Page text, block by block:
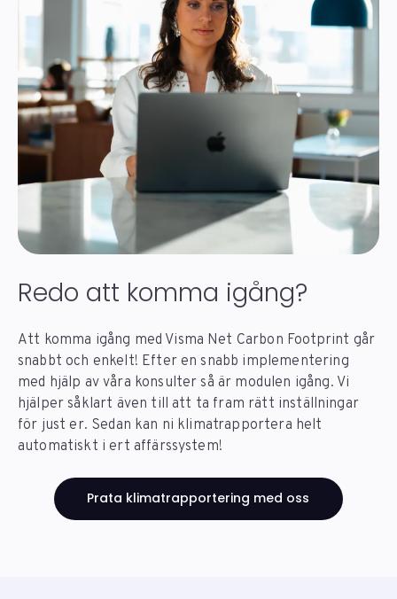
Redo att komma igång?
Att komma igång med Visma Net Carbon Footprint går
snabbt och enkelt! Efter en snabb implementering
med hjälp av våra konsulter så är modulen igång. Vi
hjälper såklart även till att ta fram rätt inställningar
för just er. Sedan kan ni klimatrapportera helt
automatiskt i ert affärssystem!
Prata klimatrapportering med oss